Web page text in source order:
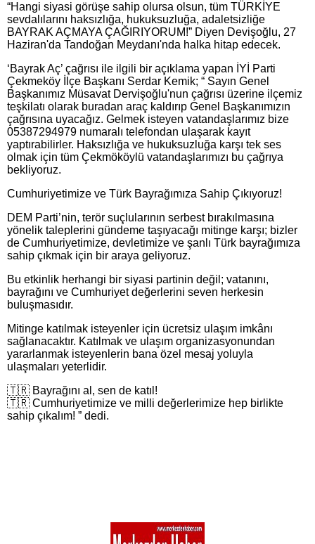
“Hangi siyasi görüşe sahip olursa olsun, tüm TÜRKİYE
sevdalılarını haksızlığa, hukuksuzluğa, adaletsizliğe
BAYRAK AÇMAYA ÇAĞIRIYORUM!” Diyen Devişoğlu, 27
Haziran'da Tandoğan Meydanı'nda halka hitap edecek.
‘Bayrak Aç’ çağrısı ile ilgili bir açıklama yapan İYİ Parti
Çekmeköy İlçe Başkanı Serdar Kemik; “ Sayın Genel
Başkanımız Müsavat Dervişoğlu'nun çağrısı üzerine ilçemiz
teşkilatı olarak buradan araç kaldırıp Genel Başkanımızın
çağrısına uyacağız. Gelmek isteyen vatandaşlarımız bize
05387294979 numaralı telefondan ulaşarak kayıt
yaptırabilirler. Haksızlığa ve hukuksuzluğa karşı tek ses
olmak için tüm Çekmököylü vatandaşlarımızı bu çağrıya
bekliyoruz.
Cumhuriyetimize ve Türk Bayrağımıza Sahip Çıkıyoruz!
DEM Parti’nin, terör suçlularının serbest bırakılmasına
yönelik taleplerini gündeme taşıyacağı mitinge karşı; bizler
de Cumhuriyetimize, devletimize ve şanlı Türk bayrağımıza
sahip çıkmak için bir araya geliyoruz.
Bu etkinlik herhangi bir siyasi partinin değil; vatanını,
bayrağını ve Cumhuriyet değerlerini seven herkesin
buluşmasıdır.
Mitinge katılmak isteyenler için ücretsiz ulaşım imkânı
sağlanacaktır. Katılmak ve ulaşım organizasyonundan
yararlanmak isteyenlerin bana özel mesaj yoluyla
ulaşmaları yeterlidir.
🇹🇷 Bayrağını al, sen de katıl!
🇹🇷 Cumhuriyetimize ve milli değerlerimize hep birlikte
sahip çıkalım! ” dedi.